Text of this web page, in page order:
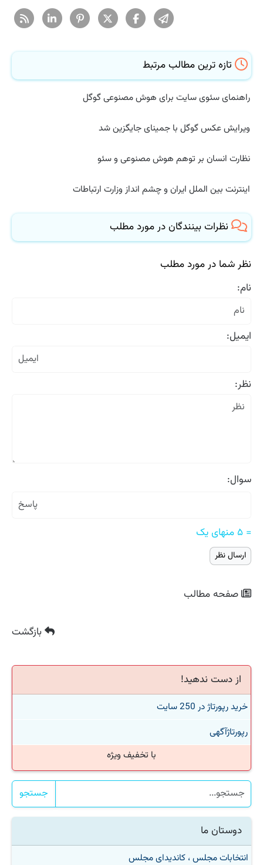
تازه ترین مطالب مرتبط
راهنمای سئوی سایت برای هوش مصنوعی گوگل
ویرایش عکس گوگل با جمینای جایگزین شد
نظارت انسان بر توهم هوش مصنوعی و سئو
اینترنت بین الملل ایران و چشم انداز وزارت ارتباطات
نظرات بینندگان در مورد مطلب
نظر شما در مورد مطلب
نام:
ایمیل:
نظر:
سوال:
= ۵ منهای یک
صفحه مطالب
بازگشت
از دست ندهید!
خرید رپورتاژ در 250 سایت
رپورتاژآگهی
با تخفیف ویژه
جستجو
دوستان ما
انتخابات مجلس ، کاندیدای مجلس